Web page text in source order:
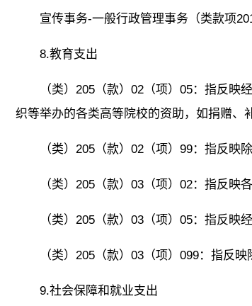
宣传事务-一般行政管理事务（类款项
8.教育支出
（类）205（款）02（项）05：指反
织等举办的各类高等院校的资助，如捐赠、
（类）205（款）02（项）99：指反映
（类）205（款）03（项）02：指反映
（类）205（款）03（项）05：指反映
（类）205（款）03（项）099：指反
9.社会保障和就业支出